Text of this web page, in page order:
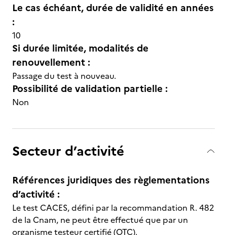
Le cas échéant, durée de validité en années
:
10
Si durée limitée, modalités de
renouvellement :
Passage du test à nouveau.
Possibilité de validation partielle :
Non
Secteur d’activité
Références juridiques des règlementations
d’activité :
Le test CACES, défini par la recommandation R. 482
de la Cnam, ne peut être effectué que par un
organisme testeur certifié (OTC).